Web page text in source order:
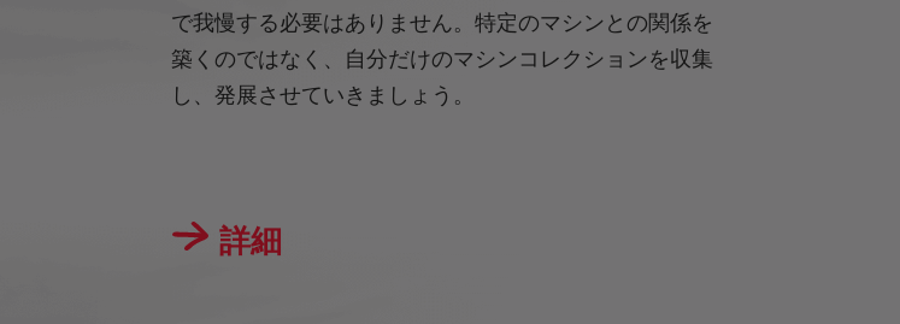
で我慢する必要はありません。特定のマシンとの関係を
築くのではなく、自分だけのマシンコレクションを収集
し、発展させていきましょう。
詳細